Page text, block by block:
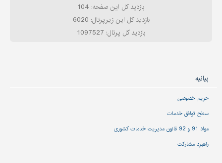
بازدید کل این صفحه: 104
بازدید کل این زیرپرتال: 6020
بازدید کل پرتال: 1097527
بیانیه
حریم خصوصی
سطح توافق خدمات
مواد 91 و 92 قانون مدیریت خدمات کشوری
راهبرد مشارکت